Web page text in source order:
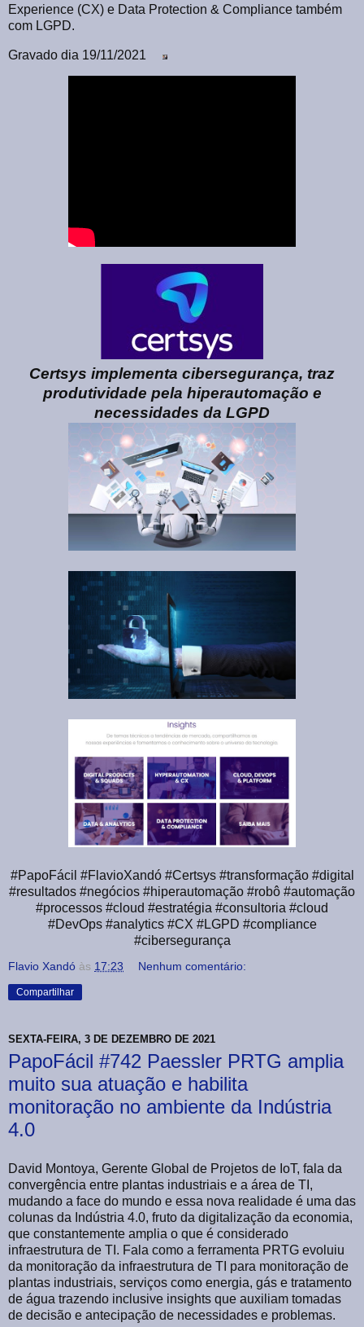
Experience (CX) e Data Protection & Compliance também
com LGPD.
Gravado dia 19/11/2021
Certsys implementa cibersegurança, traz
produtividade pela hiperautomação e
necessidades da LGPD
#PapoFácil #FlavioXandó #Certsys #transformação #digital
#resultados #negócios #hiperautomação #robô #automação
#processos #cloud #estratégia #consultoria #cloud
#DevOps #analytics #CX #LGPD #compliance
#cibersegurança
Flavio Xandó às 17:23 Nenhum comentário:
Compartilhar
SEXTA-FEIRA, 3 DE DEZEMBRO DE 2021
PapoFácil #742 Paessler PRTG amplia
muito sua atuação e habilita
monitoração no ambiente da Indústria
4.0
David Montoya, Gerente Global de Projetos de IoT, fala da
convergência entre plantas industriais e a área de TI,
mudando a face do mundo e essa nova realidade é uma das
colunas da Indústria 4.0, fruto da digitalização da economia,
que constantemente amplia o que é considerado
infraestrutura de TI. Fala como a ferramenta PRTG evoluiu
da monitoração da infraestrutura de TI para monitoração de
plantas industriais, serviços como energia, gás e tratamento
de água trazendo inclusive insights que auxiliam tomadas
de decisão e antecipação de necessidades e problemas.